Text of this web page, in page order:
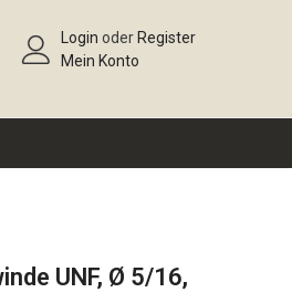
Login oder Register
Mein Konto
UNF, Ø 5/16,